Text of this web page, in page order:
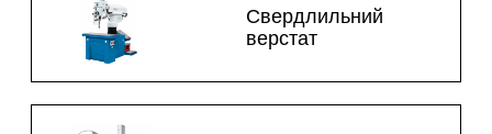
Свердлильний
верстат